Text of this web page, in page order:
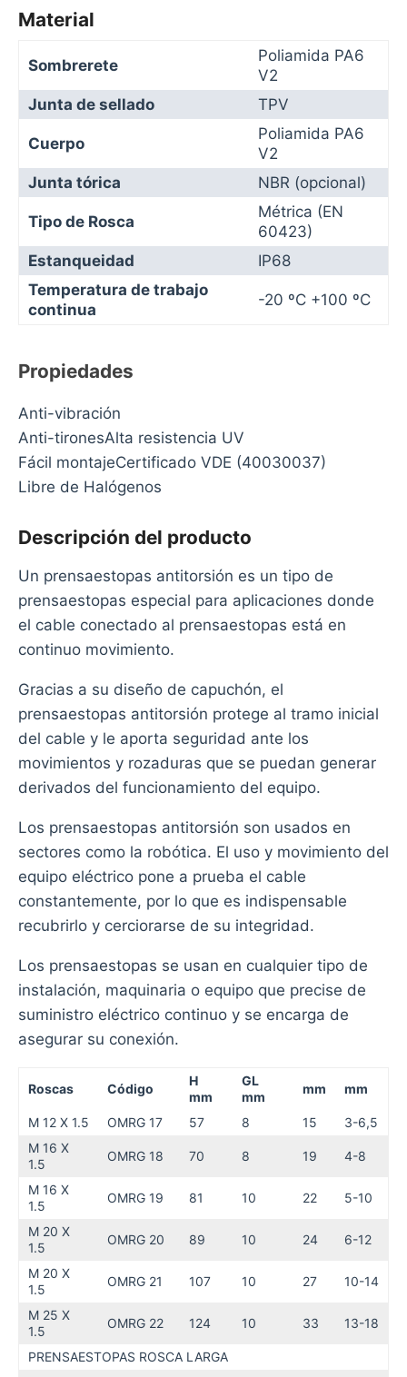
Material
Sombrerete
Poliamida PA6
V2
Junta de sellado
TPV
Cuerpo
Poliamida PA6
V2
Junta tórica
NBR (opcional)
Tipo de Rosca
Métrica (EN
60423)
Estanqueidad
IP68
Temperatura de trabajo
continua
-20 ºC +100 ºC
Propiedades
Anti-vibración
Anti-tironesAlta resistencia UV
Fácil montajeCertificado VDE (40030037)
Libre de Halógenos
Descripción del producto
Un prensaestopas antitorsión es un tipo de
prensaestopas especial para aplicaciones donde
el cable conectado al prensaestopas está en
continuo movimiento.
Gracias a su diseño de capuchón, el
prensaestopas antitorsión protege al tramo inicial
del cable y le aporta seguridad ante los
movimientos y rozaduras que se puedan generar
derivados del funcionamiento del equipo.
Los prensaestopas antitorsión son usados en
sectores como la robótica. El uso y movimiento del
equipo eléctrico pone a prueba el cable
constantemente, por lo que es indispensable
recubrirlo y cerciorarse de su integridad.
Los prensaestopas se usan en cualquier tipo de
instalación, maquinaria o equipo que precise de
suministro eléctrico continuo y se encarga de
asegurar su conexión.
Roscas Código
H
mm
GL
mm
mm mm
M 12 X 1.5 OMRG 17 57 8 15
3-6,5
M 16 X
1.5
OMRG 18 70 8 19 4-8
M 16 X
1.5
OMRG 19 81 10 22 5-10
M 20 X
1.5
OMRG 20 89 10 24 6-12
M 20 X
1.5
OMRG 21 107 10 27 10-14
M 25 X
1.5
OMRG 22 124 10 33 13-18
PRENSAESTOPAS ROSCA LARGA